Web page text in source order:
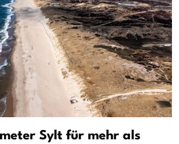
Sylt für mehr als